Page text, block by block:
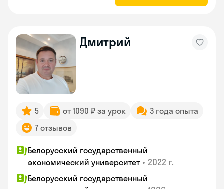
Дмитрий
5 от 1090 ₽ за урок
3 года опыта
7 отзывов
Белорусский государственный
экономический университет • 2022 г.
Белорусский государственный